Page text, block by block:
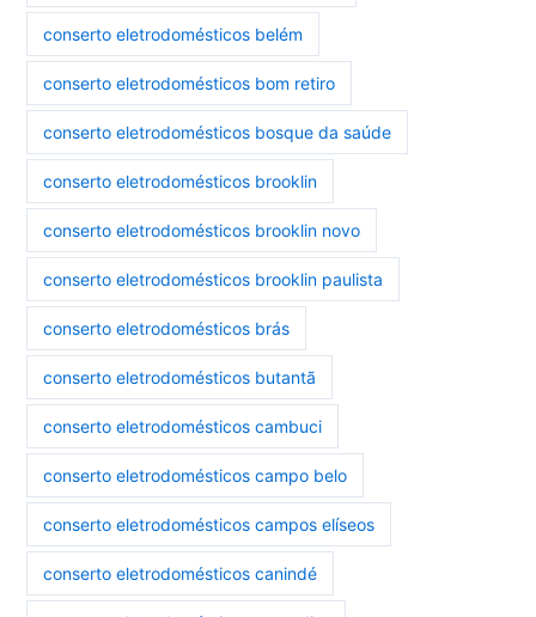
conserto eletrodomésticos belém
conserto eletrodomésticos bom retiro
conserto eletrodomésticos bosque da saúde
conserto eletrodomésticos brooklin
conserto eletrodomésticos brooklin novo
conserto eletrodomésticos brooklin paulista
conserto eletrodomésticos brás
conserto eletrodomésticos butantã
conserto eletrodomésticos cambuci
conserto eletrodomésticos campo belo
conserto eletrodomésticos campos elíseos
conserto eletrodomésticos canindé